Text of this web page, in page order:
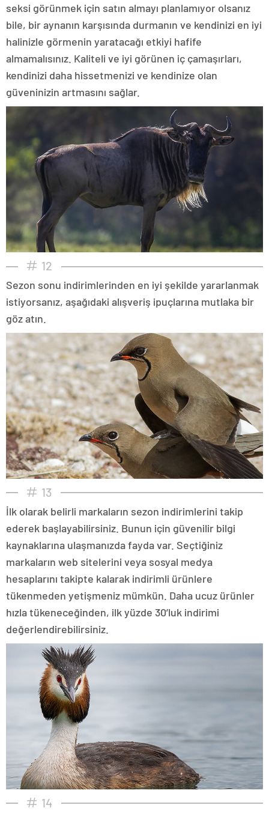
seksi görünmek için satın almayı planlamıyor olsanız
bile, bir aynanın karşısında durmanın ve kendinizi en iyi
halinizle görmenin yaratacağı etkiyi hafife
almamalısınız. Kaliteli ve iyi görünen iç çamaşırları,
kendinizi daha hissetmenizi ve kendinize olan
güveninizin artmasını sağlar.
12
Sezon sonu indirimlerinden en iyi şekilde yararlanmak
istiyorsanız, aşağıdaki alışveriş ipuçlarına mutlaka bir
göz atın.
13
İlk olarak belirli markaların sezon indirimlerini takip
ederek başlayabilirsiniz. Bunun için güvenilir bilgi
kaynaklarına ulaşmanızda fayda var. Seçtiğiniz
markaların web sitelerini veya sosyal medya
hesaplarını takipte kalarak indirimli ürünlere
tükenmeden yetişmeniz mümkün. Daha ucuz ürünler
hızla tükeneceğinden, ilk yüzde 30’luk indirimi
değerlendirebilirsiniz.
14